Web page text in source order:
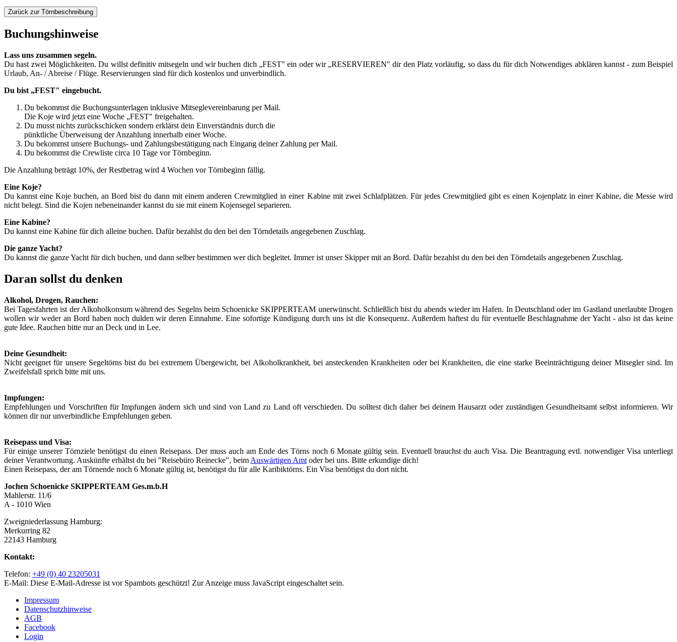
Zurück zur Törnbeschreibung
Buchungshinweise
Lass uns zusammen segeln.
Du hast zwei Möglichkeiten. Du willst definitiv mitsegeln und wir buchen dich „FEST" ein oder wir „RESERVIEREN" dir den Platz vorläufig, so dass du für dich Notwendiges abklären kannst - zum Beispiel
Urlaub, An- / Abreise / Flüge. Reservierungen sind für dich kostenlos und unverbindlich.
Du bist „FEST" eingebucht.
Du bekommst die Buchungsunterlagen inklusive Mitseglevereinbarung per Mail.
Die Koje wird jetzt eine Woche „FEST" freigehalten.
Du musst nichts zurückschicken sondern erklärst dein Einverständnis durch die
pünktliche Überweisung der Anzahlung innerhalb einer Woche.
Du bekommst unsere Buchungs- und Zahlungsbestätigung nach Eingang deiner Zahlung per Mail.
Du bekommst die Crewliste circa 10 Tage vor Törnbeginn.
Die Anzahlung beträgt 10%, der Restbetrag wird 4 Wochen vor Törnbeginn fällig.
Eine Koje?
Du kannst eine Koje buchen, an Bord bist du dann mit einem anderen Crewmitglied in einer Kabine mit zwei Schlafplätzen. Für jedes Crewmitglied gibt es einen Kojenplatz in einer Kabine, die Messe wird
nicht belegt. Sind die Kojen nebeneinander kannst du sie mit einem Kojensegel separieren.
Eine Kabine?
Du kannst eine Kabine für dich alleine buchen. Dafür bezahlst du den bei den Törndetails angegebenen Zuschlag.
Die ganze Yacht?
Du kannst die ganze Yacht für dich buchen, und dann selber bestimmen wer dich begleitet. Immer ist unser Skipper mit an Bord. Dafür bezahlst du den bei den Törndetails angegebenen Zuschlag.
Daran sollst du denken
Alkohol, Drogen, Rauchen:
Bei Tagesfahrten ist der Alkoholkonsum während des Segelns beim Schoenicke SKIPPERTEAM unerwünscht. Schließlich bist du abends wieder im Hafen. In Deutschland oder im Gastland unerlaubte Drogen
wollen wir weder an Bord haben noch dulden wir deren Einnahme. Eine sofortige Kündigung durch uns ist die Konsequenz. Außerdem haftest du für eventuelle Beschlagnahme der Yacht - also ist das keine
gute Idee. Rauchen bitte nur an Deck und in Lee.
Deine Gesundheit:
Nicht geeignet für unsere Segeltörns bist du bei extremem Übergewicht, bei Alkoholkrankheit, bei ansteckenden Krankheiten oder bei Krankheiten, die eine starke Beeinträchtigung deiner Mitsegler sind. Im
Zweifelsfall sprich bitte mit uns.
Impfungen:
Empfehlungen und Vorschriften für Impfungen ändern sich und sind von Land zu Land oft verschieden. Du solltest dich daher bei deinem Hausarzt oder zuständigen Gesundheitsamt selbst informieren. Wir
können dir nur unverbindliche Empfehlungen geben.
Reisepass und Visa:
Für einige unserer Törnziele benötigst du einen Reisepass. Der muss auch am Ende des Törns noch 6 Monate gültig sein. Eventuell brauchst du auch Visa. Die Beantragung evtl. notwendiger Visa unterliegt
deiner Verantwortung. Auskünfte erhältst du bei "Reisebüro Reinecke", beim Auswärtigen Amt oder bei uns. Bitte erkundige dich!
Einen Reisepass, der am Törnende noch 6 Monate gültig ist, benötigst du für alle Karibiktörns. Ein Visa benötigst du dort nicht.
Jochen Schoenicke SKIPPERTEAM Ges.m.b.H
Mahlerstr. 11/6
A - 1010 Wien
Zweigniederlassung Hamburg:
Merkurring 82
22143 Hamburg
Kontakt:
Telefon: +49 (0) 40 23205031
E-Mail: Diese E-Mail-Adresse ist vor Spambots geschützt! Zur Anzeige muss JavaScript eingeschaltet sein.
Impressum
Datenschutzhinweise
AGB
Facebook
Login